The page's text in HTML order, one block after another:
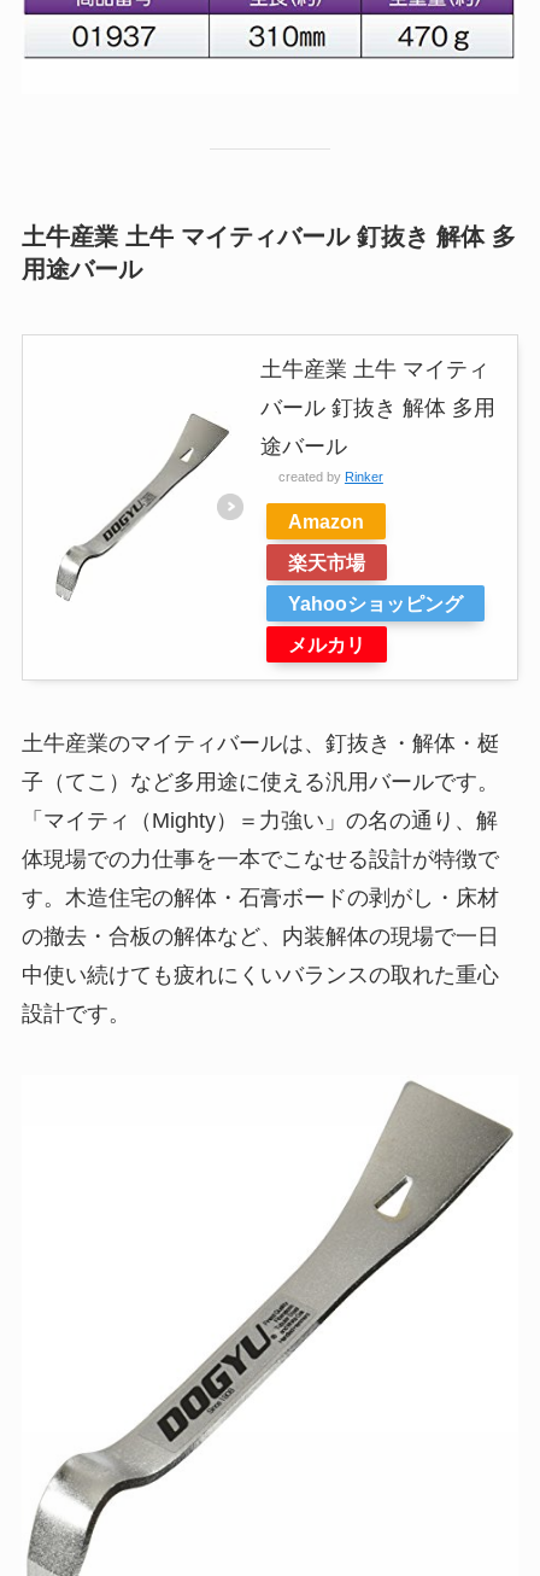
土牛産業 土牛 マイティバール 釘抜き 解体 多
用途バール
土牛産業 土牛 マイティ
バール 釘抜き 解体 多用
途バール
created by Rinker
Amazon
楽天市場
Yahooショッピング
メルカリ
土牛産業のマイティバールは、釘抜き・解体・梃
子（てこ）など多用途に使える汎用バールです。
「マイティ（Mighty）＝力強い」の名の通り、解
体現場での力仕事を一本でこなせる設計が特徴で
す。木造住宅の解体・石膏ボードの剥がし・床材
の撤去・合板の解体など、内装解体の現場で一日
中使い続けても疲れにくいバランスの取れた重心
設計です。